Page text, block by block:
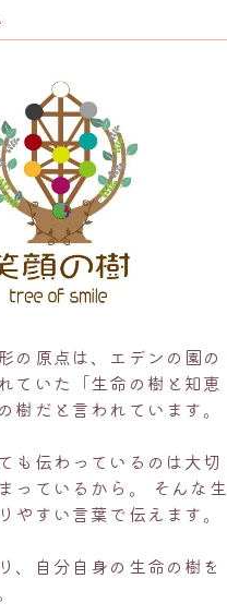
の原点は、エデンの園の
ていた「生命の樹と知恵
樹だと言われています。
も伝わっているのは大切
っているから。 そんな生
やすい言葉で伝えます。
、自分自身の生命の樹を